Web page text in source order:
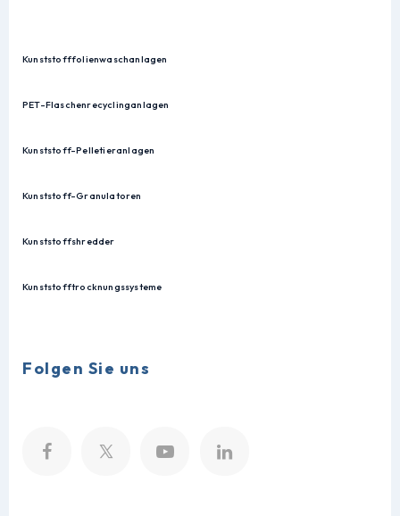
Kunststofffolienwaschanlagen
PET-Flaschenrecyclinganlagen
Kunststoff-Pelletieranlagen
Kunststoff-Granulatoren
Kunststoffshredder
Kunststofftrocknungssysteme
Folgen Sie uns